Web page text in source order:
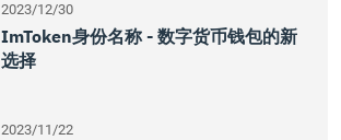
2023/12/30
ImToken身份名称 - 数字货币钱包的新
选择
2023/11/22